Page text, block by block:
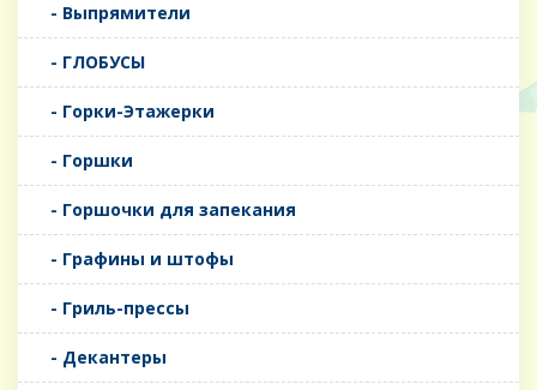
- Выпрямители
- ГЛОБУСЫ
- Горки-Этажерки
- Горшки
- Горшочки для запекания
- Графины и штофы
- Гриль-прессы
- Декантеры